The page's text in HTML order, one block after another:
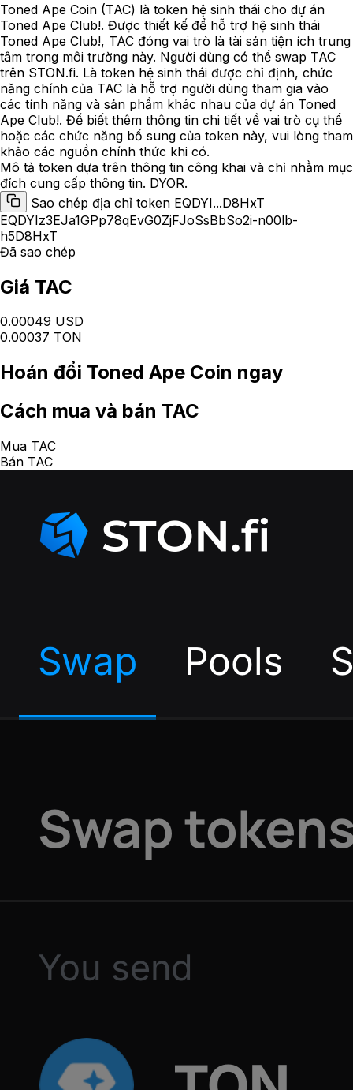
Toned Ape Coin (TAC) là token hệ sinh thái cho dự án
Toned Ape Club!. Được thiết kế để hỗ trợ hệ sinh thái
Toned Ape Club!, TAC đóng vai trò là tài sản tiện ích trung
tâm trong môi trường này. Người dùng có thể swap TAC
trên STON.fi. Là token hệ sinh thái được chỉ định, chức
năng chính của TAC là hỗ trợ người dùng tham gia vào
các tính năng và sản phẩm khác nhau của dự án Toned
Ape Club!. Để biết thêm thông tin chi tiết về vai trò cụ thể
hoặc các chức năng bổ sung của token này, vui lòng tham
khảo các nguồn chính thức khi có.
Mô tả token dựa trên thông tin công khai và chỉ nhằm mục
đích cung cấp thông tin. DYOR.
Sao chép địa chỉ token EQDYI...D8HxT
EQDYIz3EJa1GPp78qEvG0ZjFJoSsBbSo2i-n00lb-
h5D8HxT
Đã sao chép
Giá TAC
0.00049 USD
0.00037 TON
Hoán đổi Toned Ape Coin ngay
Cách mua và bán TAC
Mua TAC
Bán TAC